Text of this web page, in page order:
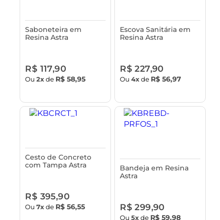
Saboneteira em
Resina Astra
R$ 117,90
Ou2xde R$ 58,95
Escova Sanitária em
Resina Astra
R$ 227,90
Ou4xde R$ 56,97
Cesto de Concreto
com Tampa Astra
R$ 395,90
Ou7xde R$ 56,55
Bandeja em Resina
Astra
R$ 299,90
Ou5xde R$ 59,98